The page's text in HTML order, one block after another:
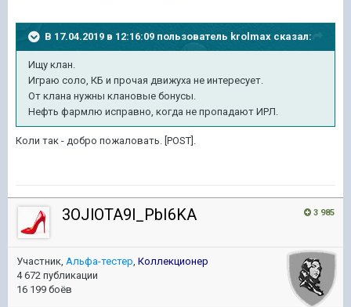
В 17.04.2019 в 12:16:09 пользователь krolmax сказал:
Ищу клан.
Играю соло, КБ и прочая движуха не интересует.
От клана нужны клановые бонусы.
Нефть фармлю исправно, когда не пропадают ИРЛ.
Коли так - добро пожаловать. [POST].
3 985
3OJlOTA9l_PbI6KA
Участник, Альфа-тестер, Коллекционер
4 672 публикации
16 199 боёв